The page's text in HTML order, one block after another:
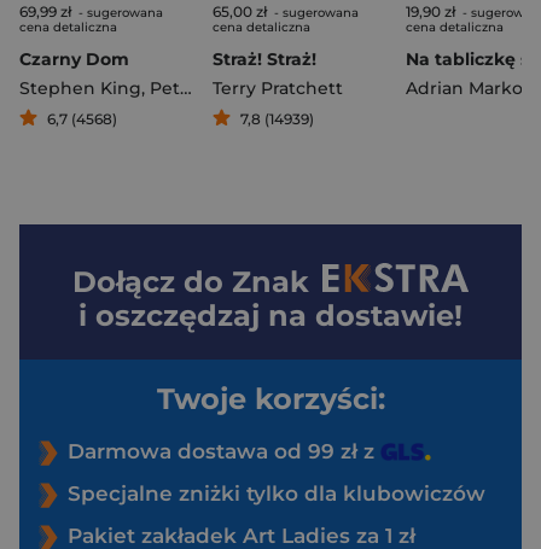
69,99 zł - sugerowana
cena detaliczna
Czarny Dom
Stephen King, Peter Straub
6,7 (4568)
65,00 zł - sugerowana
cena detaliczna
Straż! Straż!
Terry Pratchett
7,8 (14939)
19,90 zł -
cena detaliczna
Adrian
Dołącz do Znak
i oszczędzaj na dostawie!
Twoje korzyści:
Darmowa dostawa od 99 zł z
Specjalne zniżki tylko dla klubowiczów
Pakiet zakładek Art Ladies za 1 zł